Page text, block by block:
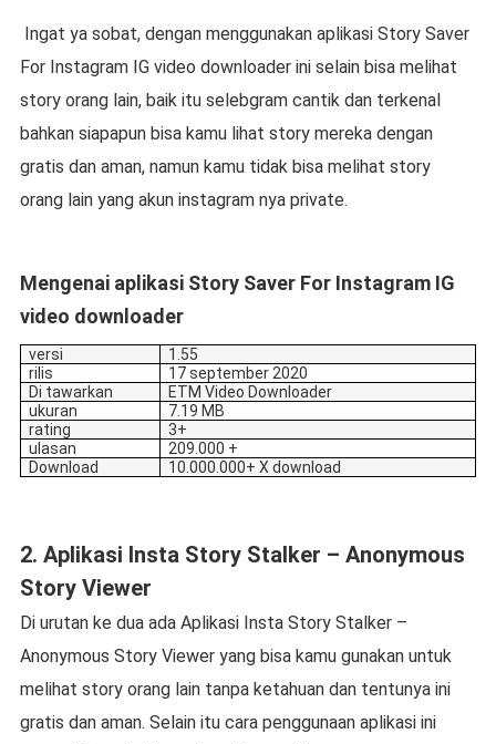
Ingat ya sobat, dengan menggunakan aplikasi Story Saver
For Instagram IG video downloader ini selain bisa melihat
story orang lain, baik itu selebgram cantik dan terkenal
bahkan siapapun bisa kamu lihat story mereka dengan
gratis dan aman, namun kamu tidak bisa melihat story
orang lain yang akun instagram nya private.
Mengenai aplikasi Story Saver For Instagram IG
video downloader
versi
1.55
rilis
17 september 2020
Di tawarkan
ETM Video Downloader
ukuran
7.19 MB
rating
3+
ulasan
209.000 +
Download
10.000.000+ X download
2. Aplikasi Insta Story Stalker – Anonymous
Story Viewer
Di urutan ke dua ada Aplikasi Insta Story Stalker –
Anonymous Story Viewer yang bisa kamu gunakan untuk
melihat story orang lain tanpa ketahuan dan tentunya ini
gratis dan aman. Selain itu cara penggunaan aplikasi ini